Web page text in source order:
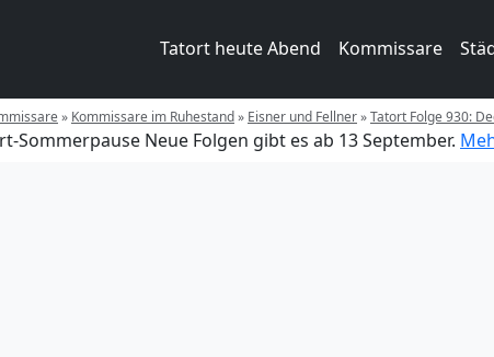
Tatort heute Abend Kommissare
» Kommissare im Ruhestand» Eisner und Fellner»Tatort Folge 930:
Sommerpause Neue Folgen gibt es ab 13 September.